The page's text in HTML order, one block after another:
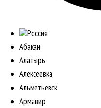
Россия
Абакан
Алатырь
Алексеевка
Альметьевск
Армавир